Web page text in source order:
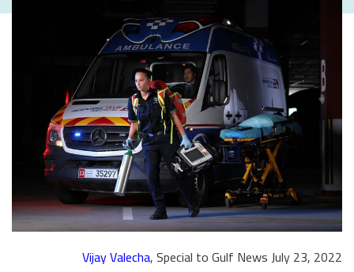
Vijay Valecha, Special to Gulf News July 23, 2022